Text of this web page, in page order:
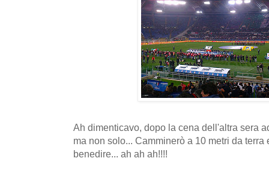
Ah dimenticavo, dopo la cena dell'altra sera
ma non solo... Camminerò a 10 metri da terra
benedire... ah ah ah!!!!